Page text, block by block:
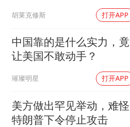
胡莱克修斯 打开APP
中国靠的是什么实力，竟
让美国不敢动手？
璀璨明星 打开APP
美方做出罕见举动，难怪
特朗普下令停止攻击